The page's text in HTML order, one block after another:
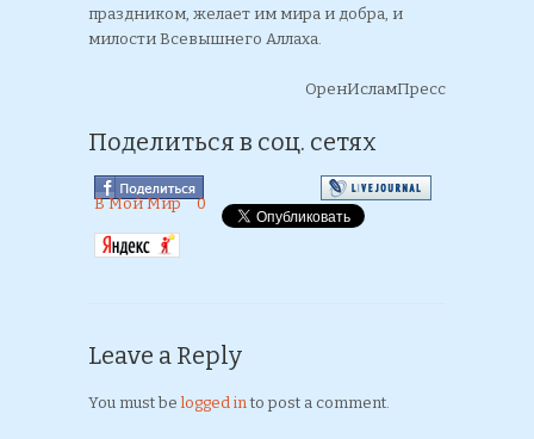
праздником, желает им мира и добра, и
милости Всевышнего Аллаха.
ОренИсламПресс
Поделиться в соц. сетях
В Мой Мир 0
Leave a Reply
You must be logged into post a comment.